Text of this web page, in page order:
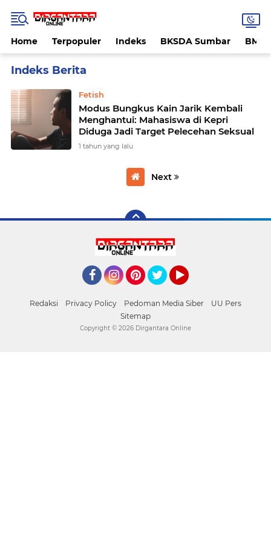
Home Terpopuler Indeks BKSDA Sumbar
Fetish
Modus Bungkus Kain Jarik Kembali
Menghantui: Mahasiswa di Kepri
Diduga Jadi Target Pelecehan Seksual
1 tahun yang lalu
Next
Redaksi Privacy Policy Pedoman Media Siber
UU Pers
Sitemap
Copyright © 2026 Dirgantara Online